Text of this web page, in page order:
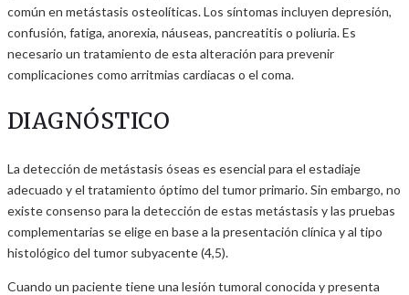
común en metástasis osteolíticas. Los síntomas incluyen depresión,
confusión, fatiga, anorexia, náuseas, pancreatitis o poliuria. Es
necesario un tratamiento de esta alteración para prevenir
complicaciones como arritmias cardiacas o el coma.
DIAGNÓSTICO
La detección de metástasis óseas es esencial para el estadiaje
adecuado y el tratamiento óptimo del tumor primario. Sin embargo, no
existe consenso para la detección de estas metástasis y las pruebas
complementarias se elige en base a la presentación clínica y al tipo
histológico del tumor subyacente (4,5).
Cuando un paciente tiene una lesión tumoral conocida y presenta